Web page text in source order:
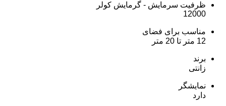
ظرفیت سرمایش - گرمایش کولر
12000
مناسب برای فضای
12 متر تا 20 متر
برند
زانتی
نمایشگر
دارد